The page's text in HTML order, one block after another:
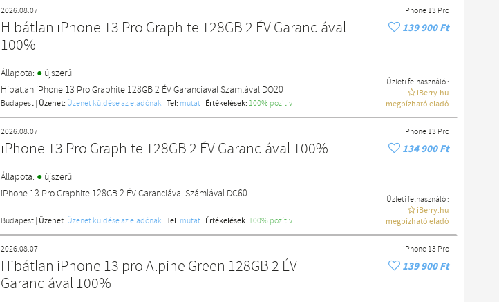
2026.08.07
Hibátlan iPhone 13 Pro Graphite 128GB 2 ÉV Garanciával
100%
Állapota: ● újszerű
Hibátlan iPhone 13 Pro Graphite 128GB 2 ÉV Garanciával Számlával DO20
Budapest | Üzenet: Üzenet küldése az eladónak |Tel: mutat | Értékelések: 100% pozítiv
iPhone 13 Pro
139 900 Ft
Üzleti felhasználó :
iBerry.hu
megbízható eladó
2026.08.07
iPhone 13 Pro Graphite 128GB 2 ÉV Garanciával 100%
Állapota: ● újszerű
iPhone 13 Pro Graphite 128GB 2 ÉV Garanciával Számlával DC60
Budapest | Üzenet: Üzenet küldése az eladónak |Tel: mutat | Értékelések: 100% pozítiv
iPhone 13 Pro
134 900 Ft
Üzleti felhasználó :
iBerry.hu
megbízható eladó
2026.08.07
Hibátlan iPhone 13 pro Alpine Green 128GB 2 ÉV
Garanciával 100%
iPhone 13 Pro
139 900 Ft